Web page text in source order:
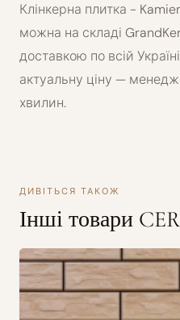
Клінкерна плитка -
можна на складі
доставкою по всій
актуальну ціну —
хвилин.
ДИВІТЬСЯ ТАКОЖ
Інші товари